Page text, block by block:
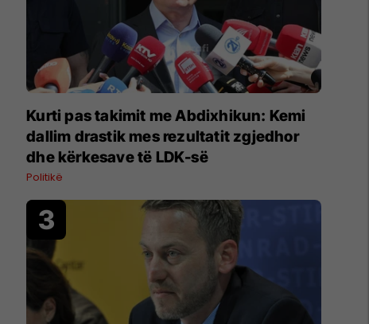
Kurti pas takimit me Abdixhikun: Kemi
dallim drastik mes rezultatit zgjedhor
dhe kërkesave të LDK-së
Politikë